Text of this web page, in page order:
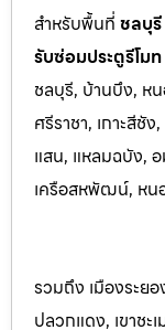
สำหรับพื้นที่ ชลบุรี
รับซ่อมประตูรีโมท
ชลบุรี, บ้านบึง, ห
ศรีราชา, เกาะสีชั
แสน, แหลมฉบัง,
เครือสหพัฒน์, หน
รวมถึง เมืองระย
ปลวกแดง, เขาช